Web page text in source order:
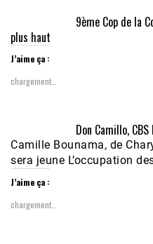
9ème Cop de la
plus haut
J’aime ça :
chargement…
Don Camillo, CBS
Camille Bounama, de
sera jeune L’occupation
J’aime ça :
chargement…